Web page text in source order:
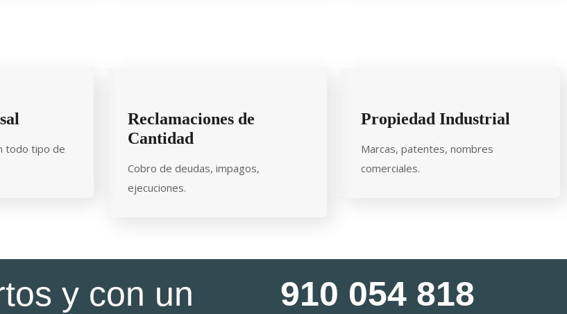
todo tipo de
Reclamaciones de
Cantidad
Cobro de deudas, impagos,
ejecuciones.
Propiedad Industrial
Marcas, patentes, nombres
comerciales.
y con un
910 054 818